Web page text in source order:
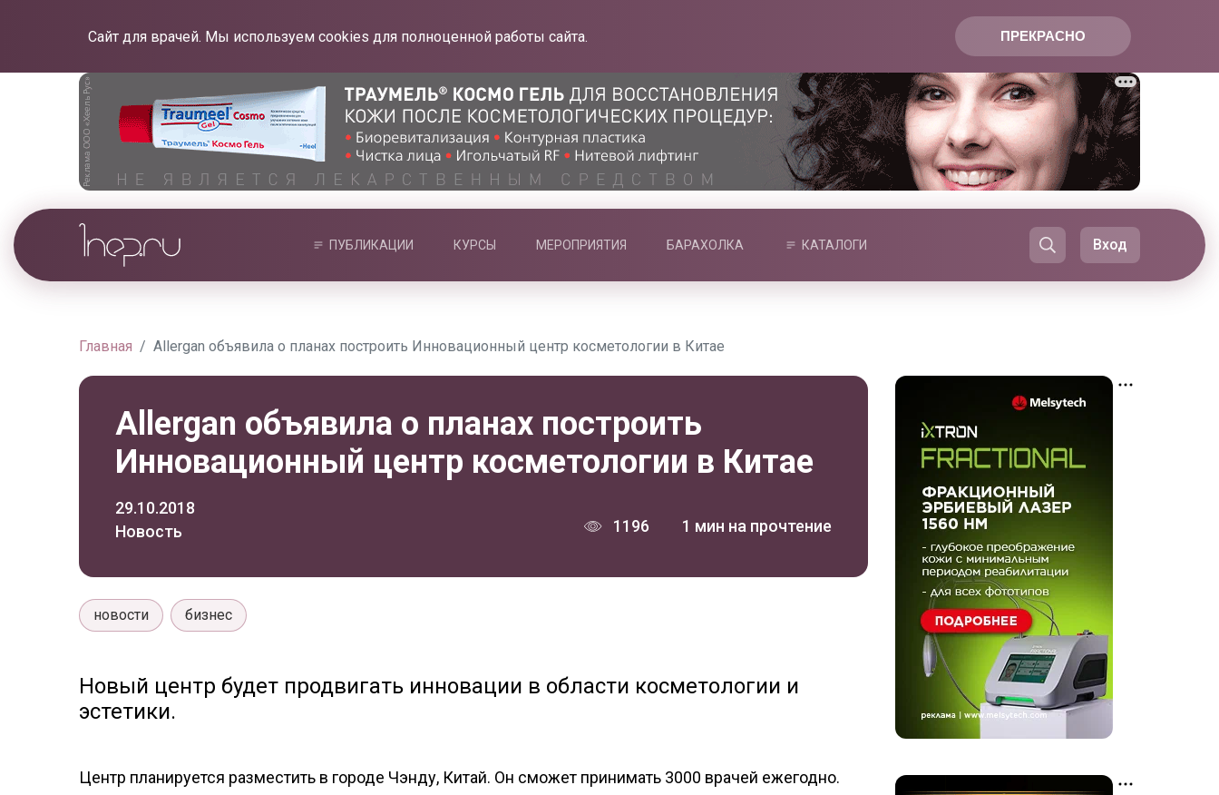
ПРЕКРАСНО
Сайт для врачей. Мы используем cookies для полноценной работы сайта.
ПУБЛИКАЦИИ КУРСЫ МЕРОПРИЯТИЯ БАРАХОЛКА КАТАЛОГИ Вход
Главная Allergan объявила о планах построить Инновационный центр косметологии в Китае
Allergan объявила о планах построить
Инновационный центр косметологии в Китае
29.10.2018
Новость
1196 1 мин на прочтение
новости бизнес
Новый центр будет продвигать инновации в области косметологии и
эстетики.
Центр планируется разместить в городе Чэнду, Китай. Он сможет принимать 3000 врачей ежегодно.